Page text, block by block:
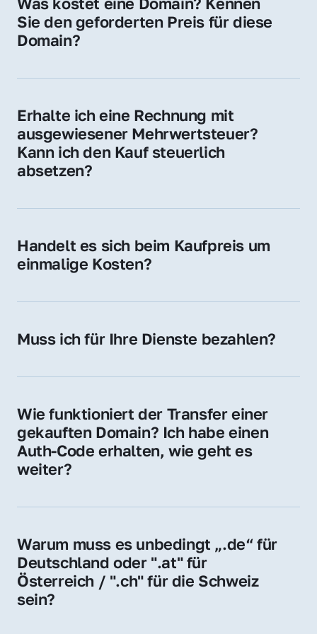
Adressen oder als digitale Investition.
Sie den geforderten Preis für diese
Domain?
Domain liegt ein konkreter Kaufpreis vor –
unverbindliches Angebot.
Erhalte ich eine Rechnung mit
ausgewiesener Mehrwertsteuer?
Kann ich den Kauf steuerlich
absetzen?
Für Unternehmen ist der Kauf in der Regel
Handelt es sich beim Kaufpreis um
einmalige Kosten?
späteren Betrieb der Domain (z. B. beim
Gebühren an. Diese bewegen sich für .de
Muss ich für Ihre Dienste bezahlen?
der Domain – ohne zusätzliche Vermittlungs-
Wie funktioniert der Transfer einer
gekauften Domain? Ich habe einen
Auth-Code erhalten, wie geht es
weiter?
Provider, die Domain zu übernehmen. Gerne
schnellen Prozess.
Warum muss es unbedingt „.de“ für
Deutschland oder ".at" für
Österreich / ".ch" für die Schweiz
sein?